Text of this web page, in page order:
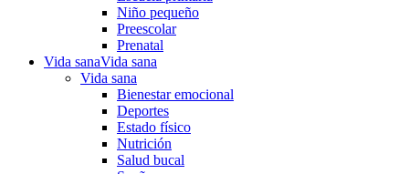
Niño pequeño
Preescolar
Prenatal
Vida sanaVida sana
Vida sana
Bienestar emocional
Deportes
Estado físico
Nutrición
Salud bucal